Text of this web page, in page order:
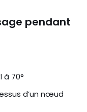
pendant
à 70°
d’un nœud